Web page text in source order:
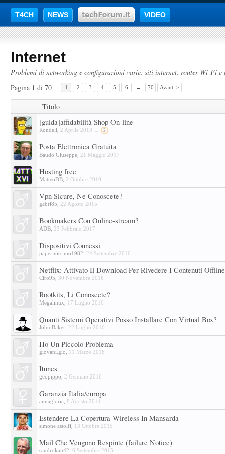
T4CH NEWS VIDEO
Internet
Problemi di networking e configurazioni varie, siti internet, router Wi-Fi e
Pagina 1 di 70
1 2 3 4 5 6 → 70 Avanti >
Titolo
[guida]affidabilità Shop On-line
Rondell 2 Aprile 2013 ... 2
Posta Elettronica Gratuita
Baudo Giuseppe 21 Maggio 2017
Hosting free
MatteoDB 2 Ottobre 2010
Vpn Sicure, Ne Conoscete?
gabri85 22 Agosto 2015
Bookmakers Con Online-stream?
ADB 23 Febbraio 2017
Dispositivi Connessi
paperinissimo1982 24 Settembre 2016
Netflix: Attivato Il Download Per Rivedere I Contenuti Offline
Ciro95 30 Novembre 2016
Rootkits, Li Conoscete?
Megalinux 17 Luglio 2016
Quanti Sistemi Operativi Posso Installare Con Virtual Box?
John Baker 22 Luglio 2016
Ho Un Piccolo Problema
giovani.gio 11 Marzo 2016
Itunes
geopippo 2 Gennaio 2016
Garanzia Italia/europa
annagloria 8 Agosto 2014
Estendere La Copertura Wireless In Mansarda
simone astolfi 13 Ottobre 2015
Mail Che Vengono Respinte (failure Notice)
sandrokan42 6 Settembre 2015